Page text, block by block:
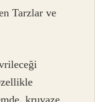
Tarzlar ve
kruvaze